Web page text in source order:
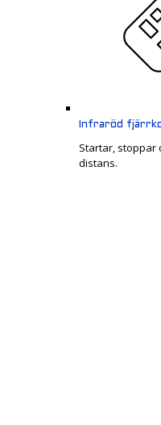
Infraröd
Startar, stoppar
distans.